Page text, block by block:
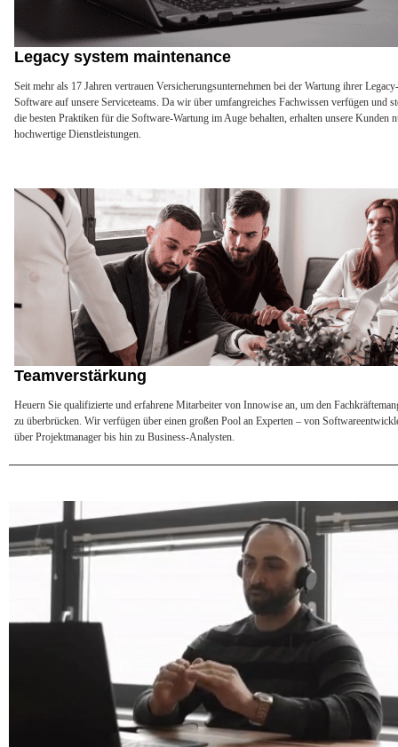
Legacy system maintenance
Seit mehr als 17 Jahren vertrauen Versicherungsunternehmen bei der Wartung ihrer Legacy-
Software auf unsere Serviceteams. Da wir über umfangreiches Fachwissen verfügen und
die besten Praktiken für die Software-Wartung im Auge behalten, erhalten unsere Kunden
hochwertige Dienstleistungen.
Teamverstärkung
Heuern Sie qualifizierte und erfahrene Mitarbeiter von Innowise an, um den
zu überbrücken. Wir verfügen über einen großen Pool an Experten – von
über Projektmanager bis hin zu Business-Analysten.